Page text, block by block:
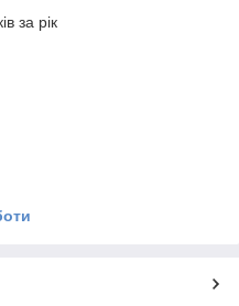
за рік